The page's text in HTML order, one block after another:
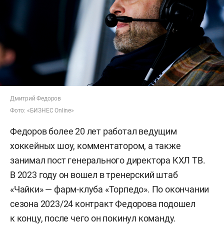
Дмитрий Федоров
Фото: «БИЗНЕС Online»
Федоров более 20 лет работал ведущим
хоккейных шоу, комментатором, а также
занимал пост генерального директора КХЛ ТВ.
В 2023 году он вошел в тренерский штаб
«Чайки» — фарм-клуба «Торпедо». По окончании
сезона 2023/24 контракт Федорова подошел
к концу, после чего он покинул команду.